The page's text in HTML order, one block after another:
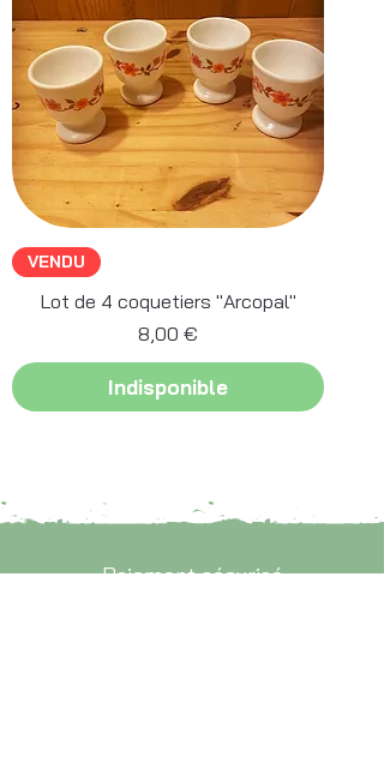
VENDU
Lot de 4 coquetiers "Arcopal"
Prix
8,00 €
Indisponible
Paiement sécurisé